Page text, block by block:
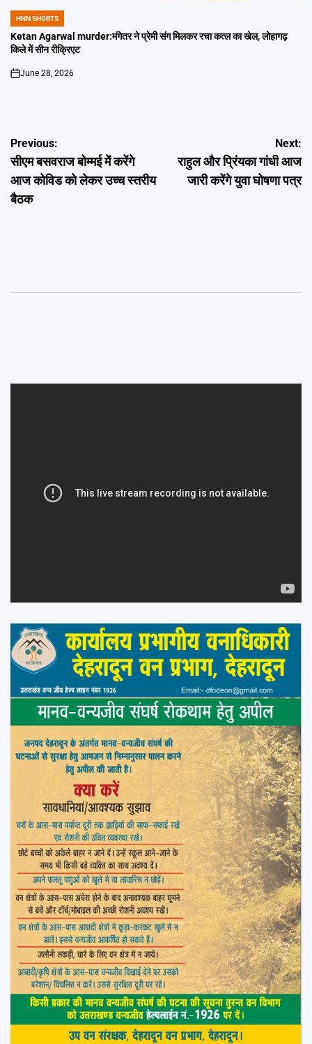
POSTED
IN
HNN SHORTS
Ketan Agarwal murder:मंगेतर ने प्रेमी संग मिलकर रचा कत्ल का खेल, लोहागढ़
किले में सीन रीक्रिएट
on
June 28, 2026
Post
navigation
Previous:
सीएम बसवराज बोम्मई में करेंगे
आज कोविड को लेकर उच्च स्तरीय
बैठक
Next:
राहुल और प्रिंयका गांधी आज
जारी करेंगे युवा घोषणा पत्र